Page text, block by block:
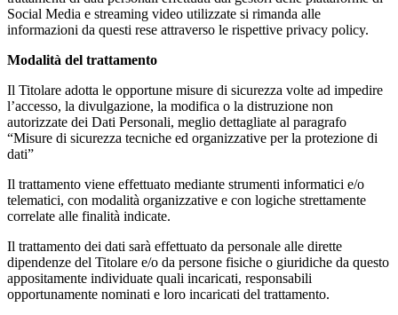
Social Media e streaming video utilizzate si rimanda alle
informazioni da questi rese attraverso le rispettive privacy policy.
Modalità del trattamento
Il Titolare adotta le opportune misure di sicurezza volte ad impedire
l’accesso, la divulgazione, la modifica o la distruzione non
autorizzate dei Dati Personali, meglio dettagliate al paragrafo
“Misure di sicurezza tecniche ed organizzative per la protezione di
dati”
Il trattamento viene effettuato mediante strumenti informatici e/o
telematici, con modalità organizzative e con logiche strettamente
correlate alle finalità indicate.
Il trattamento dei dati sarà effettuato da personale alle dirette
dipendenze del Titolare e/o da persone fisiche o giuridiche da questo
appositamente individuate quali incaricati, responsabili
opportunamente nominati e loro incaricati del trattamento.